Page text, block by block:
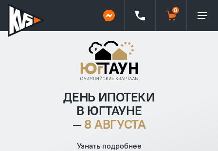
ДЕНЬ ИПОТЕКИ
В ЮГТАУНЕ
— 8 АВГУСТА
Узнать подробнее